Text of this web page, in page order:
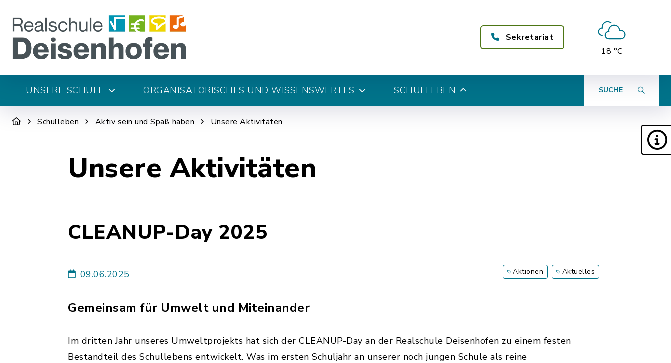
Sekretariat
18 °C
UNSERE SCHULE ORGANISATORISCHES UND WISSENSWERTES SCHULLEBEN SUCHE
Schulleben Aktiv sein und Spaß haben Unsere Aktivitäten
Unsere Aktivitäten
CLEANUP-Day 2025
09.06.2025 Aktionen Aktuelles
Gemeinsam für Umwelt und Miteinander
Im dritten Jahr unseres Umweltprojekts hat sich der CLEANUP-Day an der Realschule Deisenhofen zu einem festen
Bestandteil des Schullebens entwickelt. Was im ersten Schuljahr an unserer noch jungen Schule als reine